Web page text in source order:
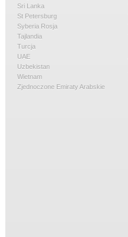
Sri Lanka
St Petersburg
Syberia Rosja
Tajlandia
Turcja
UAE
Uzbekistan
Wietnam
Zjednoczone Emiraty Arabskie